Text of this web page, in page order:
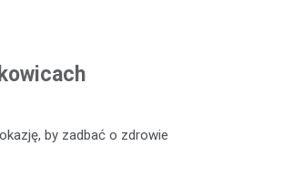
by zadbać o zdrowie